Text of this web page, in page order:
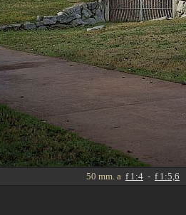
50 mm. a f 1:4 - f 1:5,6